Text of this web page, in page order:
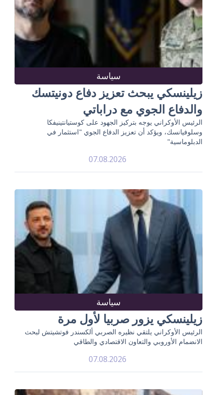
سياسة
زيلينسكي يبحث تعزيز دفاع دونيتسك
والدفاع الجوي مع دراباتي
الرئيس الأوكراني يوجه بتركيز الجهود على كوستيانتينيفكا
وسلوفيانسك، ويؤكد أن تعزيز الدفاع الجوي "استثمار في
الدبلوماسية"
07.08.2026
سياسة
زيلينسكي يزور صربيا لأول مرة
الرئيس الأوكراني يلتقي نظيره الصربي ألكسندر فوتشيتش لبحث
الانضمام الأوروبي والتعاون الاقتصادي والطاقي
07.08.2026